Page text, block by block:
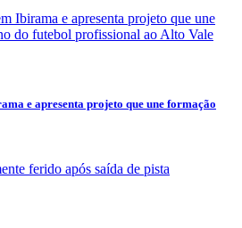
e apresenta projeto que une formação